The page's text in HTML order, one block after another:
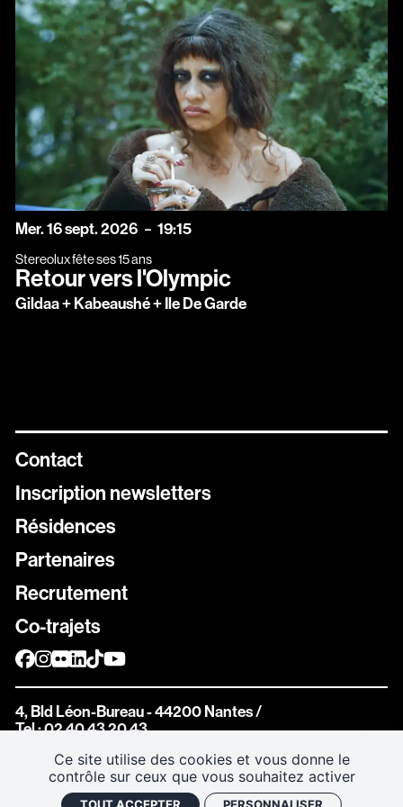
Ce site utilise des cookies et vous donne le
contrôle sur ceux que vous souhaitez activer
TOUT ACCEPTER PERSONNALISER
mercredi
Mer.16septembre
sept.2026 19:15
Stereolux fête ses 15 ans
Retour vers l'Olympic
Gildaa + Kabeaushé + Ile De Garde
Contact
Inscription newsletters
Résidences
Partenaires
Recrutement
Co-trajets
4, Bld Léon-Bureau - 44200 Nantes/
Tel : 02 40 43 20 43
Inscrivez vous aux différentes newsletters de Stereolux
Carte Stereolux
Abonnez-vous !
Offrez à vos proches de beaux moments à Stereolux